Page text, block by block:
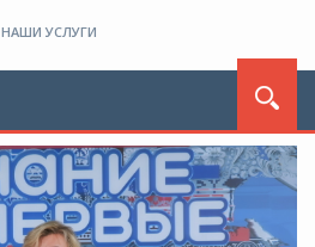
НАШИ УСЛУГИ